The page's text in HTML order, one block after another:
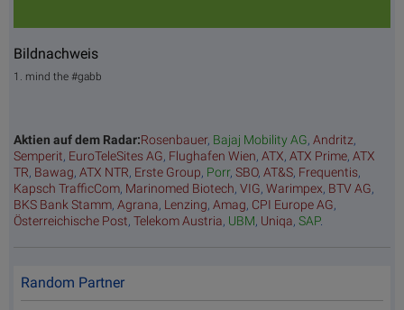
Bildnachweis
1. mind the #gabb
Aktien auf dem Radar:Rosenbauer, Bajaj Mobility AG, Andritz,
Semperit, EuroTeleSites AG, Flughafen Wien, ATX, ATX Prime, ATX
TR, Bawag, ATX NTR, Erste Group, Porr, SBO, AT&S, Frequentis,
Kapsch TrafficCom, Marinomed Biotech, VIG, Warimpex, BTV AG,
BKS Bank Stamm, Agrana, Lenzing, Amag, CPI Europe AG,
Österreichische Post, Telekom Austria, UBM, Uniqa, SAP.
Random Partner